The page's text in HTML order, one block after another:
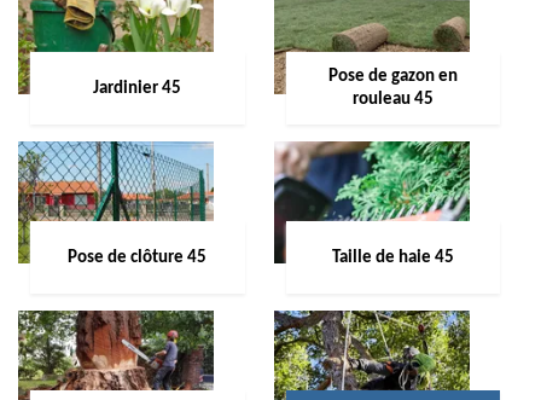
Jardinier 45
Pose de gazon en
rouleau 45
Pose de clôture 45 Taille de haie 45